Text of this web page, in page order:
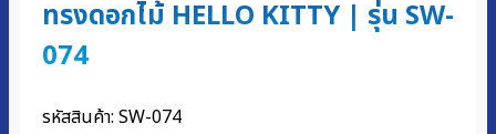
ทรงดอกไม้ HELLO KITTY | รุ่น SW-
074
รหัสสินค้า: SW-074